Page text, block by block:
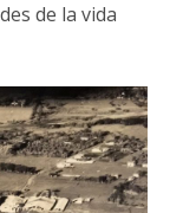
de la vida